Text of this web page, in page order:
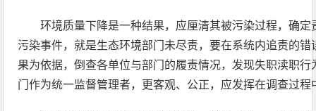
环境质量下降是一种结果，应厘清其被污染过程，确
污染事件，就是生态环境部门未尽责，要在系统内追责的
果为依据，倒查各单位与部门的履责情况，发现失职渎职
门作为统一监督管理者，更客观、公正，应发挥在调查过程